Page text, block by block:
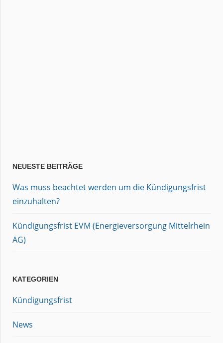
NEUESTE BEITRÄGE
Was muss beachtet werden um die Kündigungsfrist
einzuhalten?
Kündigungsfrist EVM (Energieversorgung Mittelrhein
AG)
KATEGORIEN
Kündigungsfrist
News